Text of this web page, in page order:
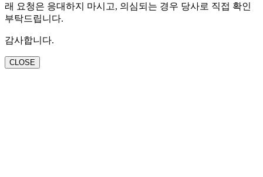
래 요청은 응대하지 마시고, 의심되는 경우 당사로 직접 확인
부탁드립니다.
감사합니다.
CLOSE